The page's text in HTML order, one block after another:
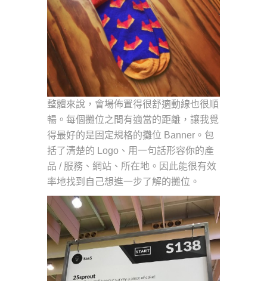
整體來說，會場佈置得很舒適動線也很順
暢。每個攤位之間有適當的距離，讓我覺
得最好的是固定規格的攤位 Banner。包
括了清楚的 Logo、用一句話形容你的產
品 / 服務、網站、所在地。因此能很有效
率地找到自己想進一步了解的攤位。